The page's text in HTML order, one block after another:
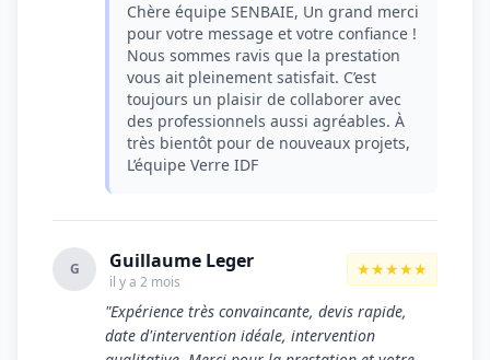
Chère équipe SENBAIE, Un grand merci
pour votre message et votre confiance !
Nous sommes ravis que la prestation
vous ait pleinement satisfait. C’est
toujours un plaisir de collaborer avec
des professionnels aussi agréables. À
très bientôt pour de nouveaux projets,
L’équipe Verre IDF
G Guillaume Leger
il y a 2 mois
★★★★★
"Expérience très convaincante, devis rapide,
date d'intervention idéale, intervention